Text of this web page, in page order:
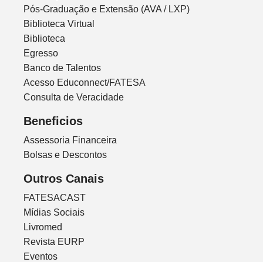
Pós-Graduação e Extensão (AVA / LXP)
Biblioteca Virtual
Biblioteca
Egresso
Banco de Talentos
Acesso Educonnect/FATESA
Consulta de Veracidade
Beneficios
Assessoria Financeira
Bolsas e Descontos
Outros Canais
FATESACAST
Mídias Sociais
Livromed
Revista EURP
Eventos